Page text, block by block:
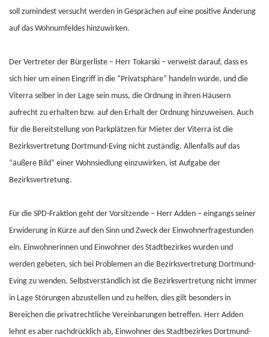
soll zumindest versucht werden in Gesprächen auf eine positive Änderung
auf das Wohnumfeldes hinzuwirken.
Der Vertreter der Bürgerliste – Herr Tokarski – verweist darauf, dass es
sich hier um einen Eingriff in die “Privatsphäre” handeln würde, und die
Viterra selber in der Lage sein muss, die Ordnung in ihren Häusern
aufrecht zu erhalten bzw. auf den Erhalt der Ordnung hinzuweisen. Auch
für die Bereitstellung von Parkplätzen für Mieter der Viterra ist die
Bezirksvertretung Dortmund-Eving nicht zuständig. Allenfalls auf das
“äußere Bild” einer Wohnsiedlung einzuwirken, ist Aufgabe der
Bezirksvertretung.
Für die SPD-Fraktion geht der Vorsitzende – Herr Adden – eingangs seiner
Erwiderung in Kürze auf den Sinn und Zweck der Einwohnerfragestunden
ein. Einwohnerinnen und Einwohner des Stadtbezirkes wurden und
werden gebeten, sich bei Problemen an die Bezirksvertretung Dortmund-
Eving zu wenden. Selbstverständlich ist die Bezirksvertretung nicht immer
in Lage Störungen abzustellen und zu helfen, dies gilt besonders in
Bereichen die privatrechtliche Vereinbarungen betreffen. Herr Adden
lehnt es aber nachdrücklich ab, Einwohner des Stadtbezirkes Dortmund-